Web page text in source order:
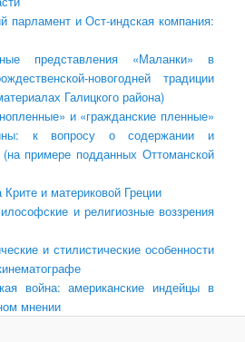
парламент и Ост-индская компания:
представления «Маланки» в
новогодней традиции
Галицкого района)
и «гражданские пленные»
к вопросу о содержании и
(на примере подданных Оттоманской
и материковой Греции
и религиозные воззрения
и стилистические особенности
война: американские индейцы в
мнении